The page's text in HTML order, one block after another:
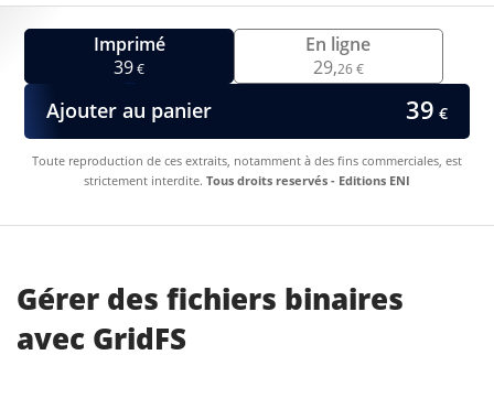
Imprimé
39€
En ligne
29,26 €
Ajouter au panier 39 €
Toute reproduction de ces extraits, notamment à des fins commerciales, est
strictement interdite. Tous droits reservés - Editions ENI
Gérer des fichiers binaires
avec GridFS